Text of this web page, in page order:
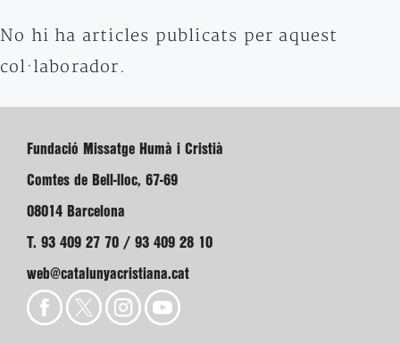
No hi ha articles publicats per aquest
col·laborador.
Fundació Missatge Humà i Cristià
Comtes de Bell-lloc, 67-69
08014 Barcelona
T. 93 409 27 70 / 93 409 28 10
web@catalunyacristiana.cat